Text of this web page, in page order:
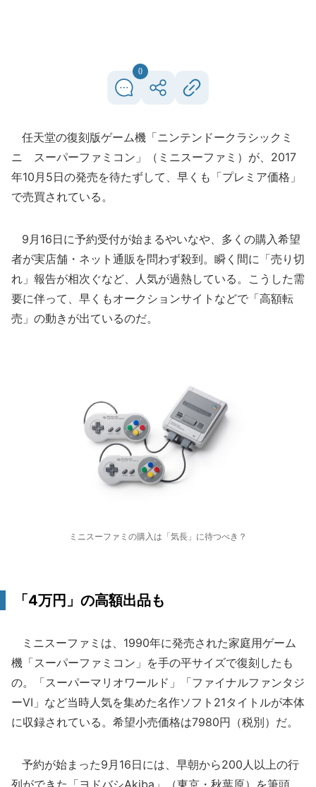
0
任天堂の復刻版ゲーム機「ニンテンドークラシックミ
ニ スーパーファミコン」（ミニスーファミ）が、2017
年10月5日の発売を待たずして、早くも「プレミア価格」
で売買されている。
9月16日に予約受付が始まるやいなや、多くの購入希望
者が実店舗・ネット通販を問わず殺到。瞬く間に「売り切
れ」報告が相次ぐなど、人気が過熱している。こうした需
要に伴って、早くもオークションサイトなどで「高額転
売」の動きが出ているのだ。
ミニスーファミの購入は「気長」に待つべき？
「4万円」の高額出品も
ミニスーファミは、1990年に発売された家庭用ゲーム
機「スーパーファミコン」を手の平サイズで復刻したも
の。「スーパーマリオワールド」「ファイナルファンタジ
ーVI」など当時人気を集めた名作ソフト21タイトルが本体
に収録されている。希望小売価格は7980円（税別）だ。
予約が始まった9月16日には、早朝から200人以上の行
列ができた「ヨドバシAkiba」（東京・秋葉原）を筆頭